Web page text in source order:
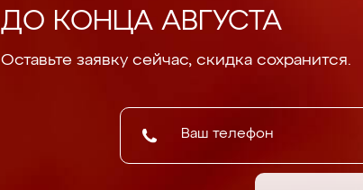
ДО КОНЦА АВГУСТА
Оставьте заявку сейчас, скидка сохранится.